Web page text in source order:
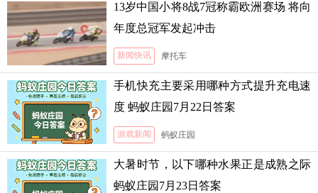
13岁中国小将8战7冠称霸欧洲赛场 将向
年度总冠军发起冲击
新闻快讯 摩托车
手机快充主要采用哪种方式提升充电速
度 蚂蚁庄园7月22日答案
游戏新闻 蚂蚁庄园
大暑时节，以下哪种水果正是成熟之际
蚂蚁庄园7月23日答案